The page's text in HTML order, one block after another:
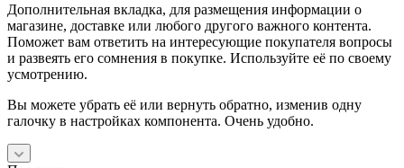
Дополнительная вкладка, для размещения информации о
магазине, доставке или любого другого важного контента.
Поможет вам ответить на интересующие покупателя вопросы
и развеять его сомнения в покупке. Используйте её по своему
усмотрению.
Вы можете убрать её или вернуть обратно, изменив одну
галочку в настройках компонента. Очень удобно.